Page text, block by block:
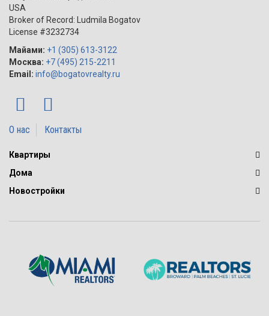
USA
Broker of Record: Ludmila Bogatov
License #3232734
Майами: +1 (305) 613-3122
Москва: +7 (495) 215-2211
Email: info@bogatovrealty.ru
О нас Контакты
Квартиры
Дома
Новостройки